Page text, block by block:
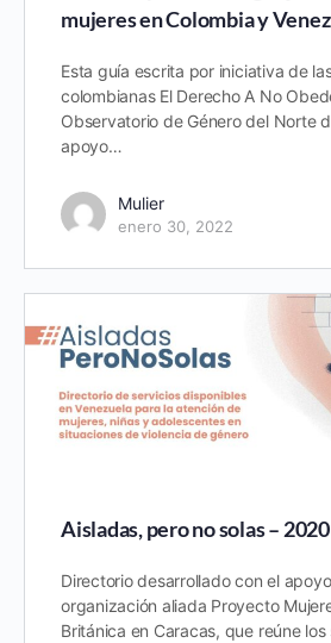
mujeres en Colombia y
Esta guía escrita por iniciativa de
colombianas El Derecho A No
Observatorio de Género del Norte
apoyo…
Mulier
enero 30, 2022
Aisladas, pero no solas – 2020
Directorio desarrollado con el
organización aliada Proyecto
Británica en Caracas, que reúne los